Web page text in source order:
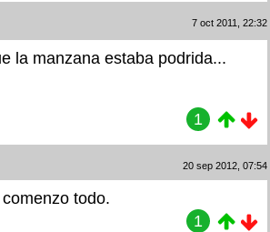
7 oct 2011, 22:32
la manzana estaba podrida...
1
20 sep 2012, 07:54
todo.
1